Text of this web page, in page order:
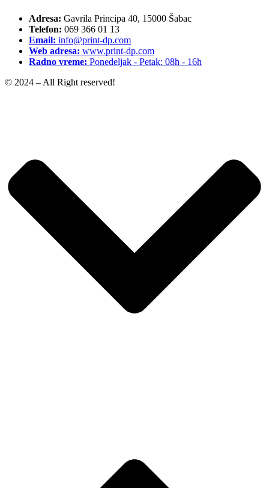
Adresa: Gavrila Principa 40, 15000 Šabac
Telefon: 069 366 01 13
Email: info@print-dp.com
Web adresa: www.print-dp.com
Radno vreme: Ponedeljak - Petak: 08h - 16h
© 2024 – All Right reserved!